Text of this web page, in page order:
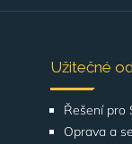
Užitečné
Oprava a